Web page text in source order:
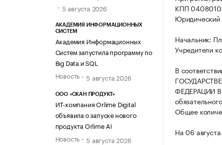
5 августа 2026
АКАДЕМИЯ ИНФОРМАЦИОННЫХ
СИСТЕМ
Академия Информационных
Систем запустила программу по
Big Data и SQL
Новость
5 августа 2026
ООО «СКАН ПРОДУКТ»
ИТ-компания Orlime Digital
объявила о запуске нового
продукта Orlime AI
Новость
5 августа 2026
КПП
Юридический
Начальник:
Учредители
В
ФЕДЕРАЦИИ
Общее
На 06